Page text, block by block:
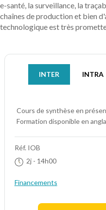
e-santé, la surveillance, la
chaînes de production et bien
technologique est très
INTER INTRA
Cours de synthèse en
Formation disponible en
Réf. IOB
2j - 14h00
Financements